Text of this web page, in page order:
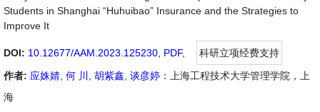
Students in Shanghai “Huhuibao” Insurance and the Strategies to
Improve It
DOI: 10.12677/AAM.2023.125230 PDF,
科研立项经费支持
作者: 应姝婧 何 川 胡紫鑫 谈彦婷 ：上海工程技术大学管理学院，上
海